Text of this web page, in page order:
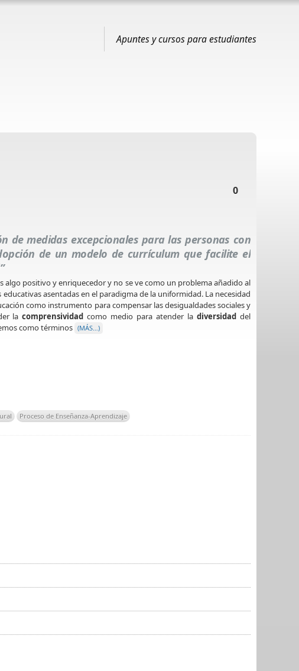
Apuntes y cursos para estudiantes
0
de medidas excepcionales para las personas con
de un modelo de currículum que facilite el
algo positivo y enriquecedor y no se ve como un problema añadido al
asentadas en el paradigma de la uniformidad. La necesidad
como instrumento para compensar las desigualdades sociales y
lacomprensividad como medio para atender ladiversidad del
como términos (MÁS…)
Proceso de Enseñanza-Aprendizaje